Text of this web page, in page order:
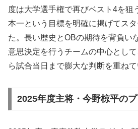
度は大学選手権で再びベスト4を狙
本一という目標を明確に掲げてス
た。長い歴史とOBの期待を背負い
意思決定を行うチームの中心とし
ら試合当日まで膨大な判断を重ねて
2025年度主将・今野椋平の